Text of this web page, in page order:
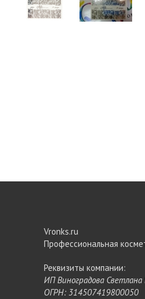
Vronks.ru
Профессиональная
Реквизиты компании:
ИП Виноградова Светлана
ОГРН: 314507419800050